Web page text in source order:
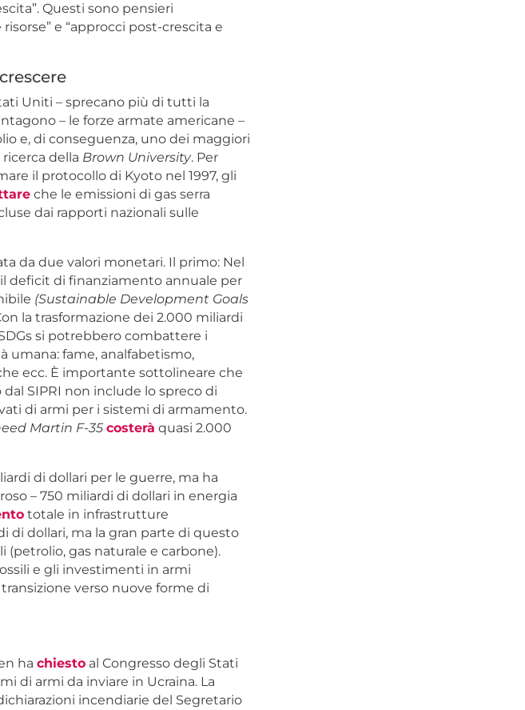
Questi sono pensieri
e “approcci post-crescita e
Uniti – sprecano più di tutti la
– le forze armate americane –
e, di conseguenza, uno dei maggiori
ricerca della Brown University. Per
il protocollo di Kyoto nel 1997, gli
che le emissioni di gas serra
dai rapporti nazionali sulle
da due valori monetari. Il primo: Nel
deficit di finanziamento annuale per
(Sustainable Development Goals
la trasformazione dei 2.000 miliardi
si potrebbero combattere i
umana: fame, analfabetismo,
ecc. È importante sottolineare che
SIPRI non include lo spreco di
di armi per i sistemi di armamento.
Martin F-35 costerà quasi 2.000
di dollari per le guerre, ma ha
– 750 miliardi di dollari in energia
totale in infrastrutture
di dollari, ma la gran parte di questo
gas naturale e carbone).
e gli investimenti in armi
verso nuove forme di
ha chiestoal Congresso degli Stati
di armi da inviare in Ucraina. La
incendiarie del Segretario